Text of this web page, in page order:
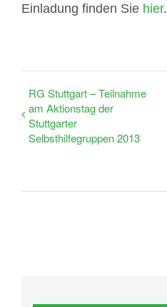
Einladung finden Sie hier.
RG Stuttgart – Teilnahme
am Aktionstag der
Stuttgarter
Selbsthilfegruppen 2013